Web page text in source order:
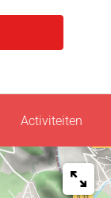
Activiteiten